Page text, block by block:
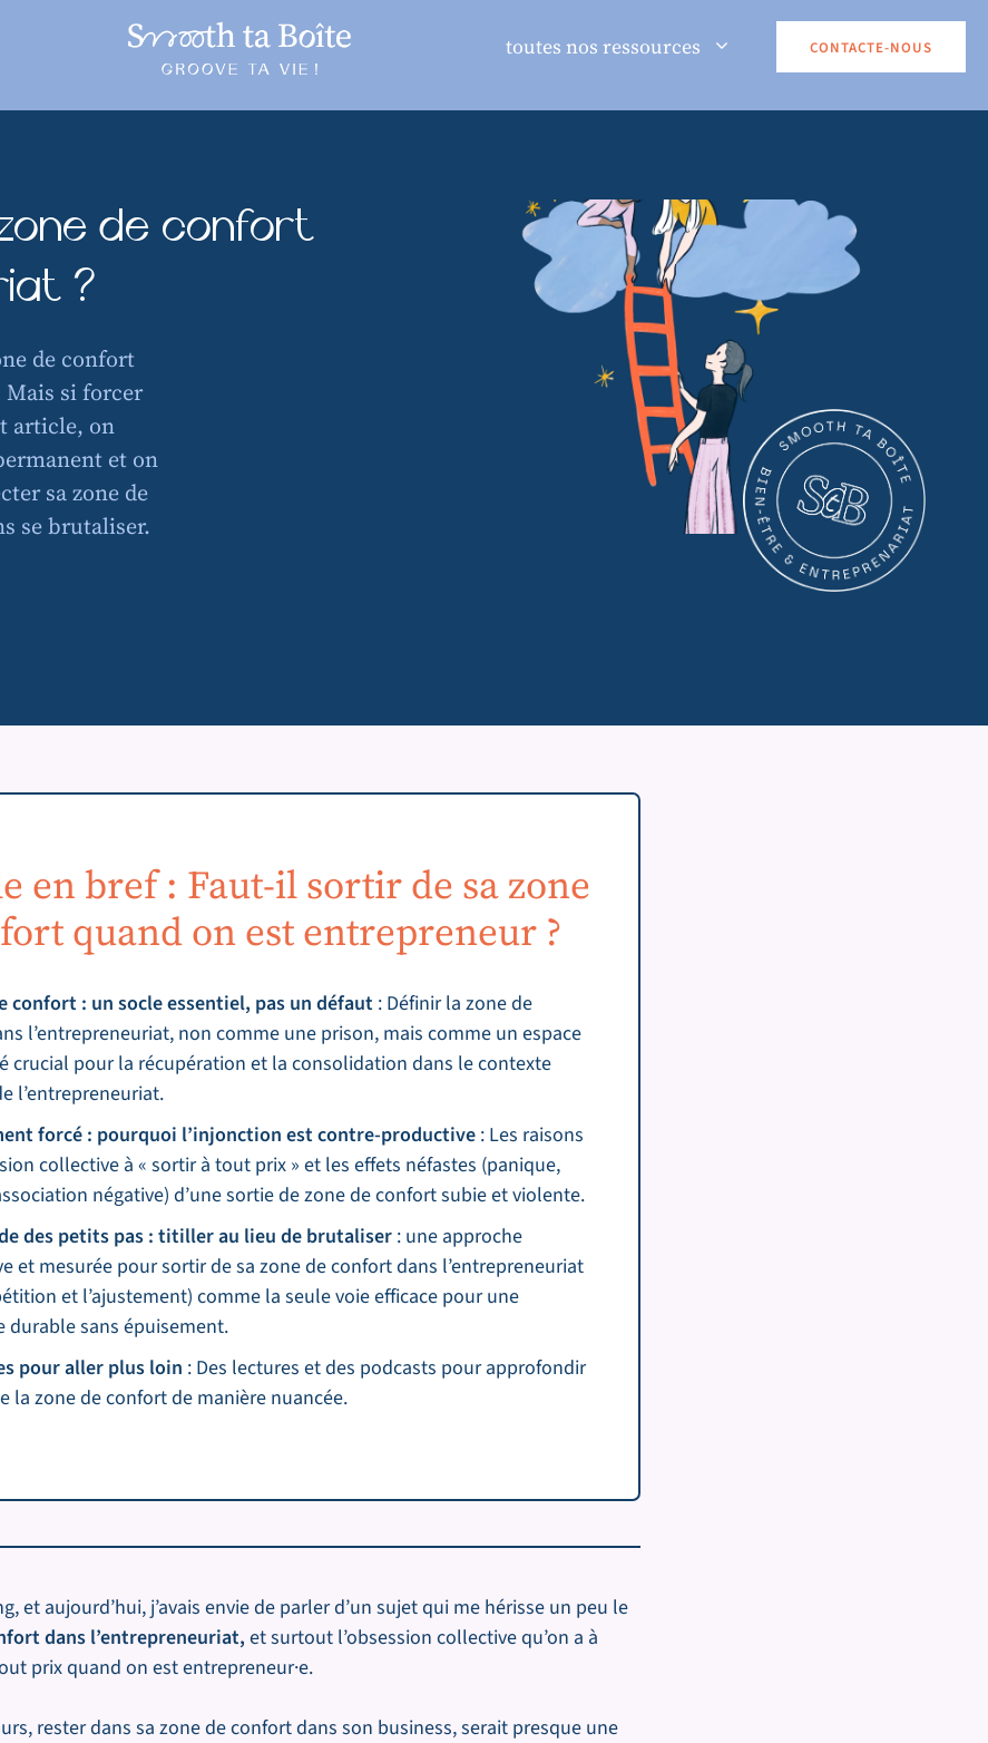
toutes nos ressources CONTACTE-NOUS
de confort
?
de confort
si forcer
article, on
et on
sa zone de
se brutaliser.
en bref : Faut-il sortir de sa zone
quand on est entrepreneur ?
confort : un socle essentiel, pas un défaut : Définir la zone de
l’entrepreneuriat, non comme une prison, mais comme un espace
crucial pour la récupération et la consolidation dans le contexte
l’entrepreneuriat.
forcé : pourquoi l’injonction est contre-productive : Les raisons
collective à « sortir à tout prix » et les effets néfastes (panique,
négative) d’une sortie de zone de confort subie et violente.
des petits pas : titiller au lieu de brutaliser : une approche
et mesurée pour sortir de sa zone de confort dans l’entrepreneuriat
et l’ajustement) comme la seule voie efficace pour une
durable sans épuisement.
pour aller plus loin : Des lectures et des podcasts pour approfondir
la zone de confort de manière nuancée.
et aujourd’hui, j’avais envie de parler d’un sujet qui me hérisse un peu le
dans l’entrepreneuriat, et surtout l’obsession collective qu’on a à
prix quand on est entrepreneur·e.
rester dans sa zone de confort dans son business, serait presque une